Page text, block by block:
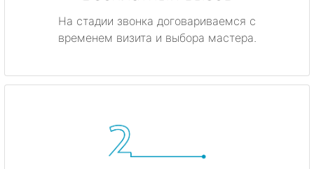
На стадии звонка договариваемся с
временем визита и выбора мастера.